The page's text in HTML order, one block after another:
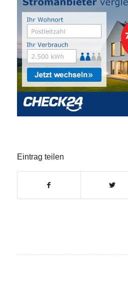
Eintrag teilen